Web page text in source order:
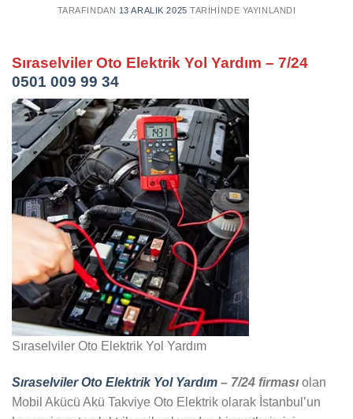
TARAFINDAN 13 ARALIK 2025 TARIHINDE YAYINLANDI
Sıraselviler Oto Elektrik Yol Yardım – 7/24
0501 009 99 34
Sıraselviler Oto Elektrik Yol Yardım
Sıraselviler Oto Elektrik Yol Yardım – 7/24 firması olan
Mobil Akücü Akü Takviye Oto Elektrik olarak İstanbul’un